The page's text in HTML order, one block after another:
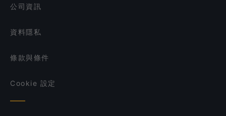
Spice Table
公司資訊
資料隱私
條款與條件
Cookie 設定